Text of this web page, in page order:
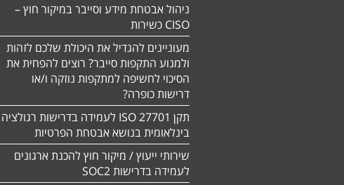
ניהול אבטחת מידע וסייבר במיקור חוץ –
CISO כשירות
מעוניינים להגדיל את היכולת שלכם לזהות
ולמנוע התקפות סייבר? רוצים להפחית את
הסיכוי לחשיפה למתקפות נוזקה ו/או
דרישות כופרה?
תקן 27701 ISO לעמידה בדרישות רגולציה
בינלאומית בנושא אבטחת הפרטיות
שירותי ייעוץ / מיקור חוץ להכנת ארגונים
לעמידה בדרישות SOC2